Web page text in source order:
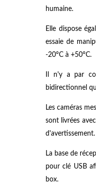
humaine.
Elle dispose
essaie de
-20°C à +50°C.
Il n'y a par
bidirectionnel
Les caméras
sont livrées
d'avertissement.
La base de
pour clé USB
box.